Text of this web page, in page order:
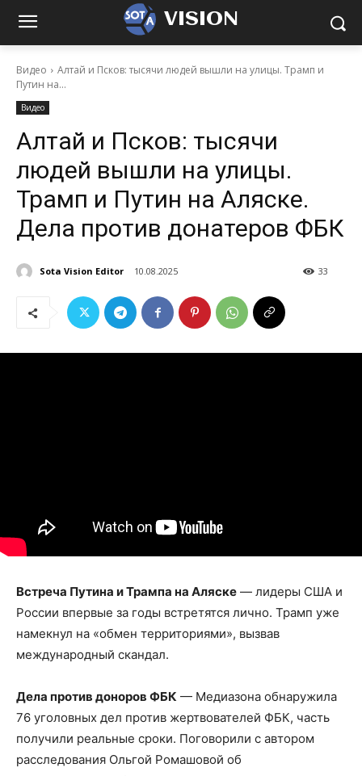
VISION
Видео
Алтай и Псков: тысячи людей вышли на улицы. Трамп и
Путин на...
Видео
Алтай и Псков: тысячи
людей вышли на улицы.
Трамп и Путин на Аляске.
Дела против донатеров ФБК
Sota Vision Editor 10.08.2025 33
Встреча Путина и Трампа на Аляске — лидеры США и
России впервые за годы встретятся лично. Трамп уже
намекнул на «обмен территориями», вызвав
международный скандал.
Дела против доноров ФБК — Медиазона обнаружила
76 уголовных дел против жертвователей ФБК, часть
получили реальные сроки. Поговорили с автором
расследования Ольгой Ромашовой об